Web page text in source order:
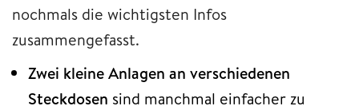
nochmals die wichtigsten Infos
zusammengefasst.
Zwei kleine Anlagen an verschiedenen
Steckdosen sind manchmal einfacher zu